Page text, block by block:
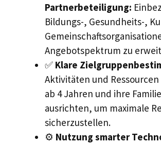
Partnerbeteiligung:
Bildungs-, Gesundheits-,
Angebotspektrum zu
✅ Klare
Aktivitäten und
ab 4 Jahren und ihre
ausrichten, um maximale
sicherzustellen.
⚙️ Nutzung smarter